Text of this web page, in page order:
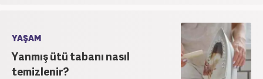
YAŞAM
Yanmış ütü tabanı nasıl
temizlenir?